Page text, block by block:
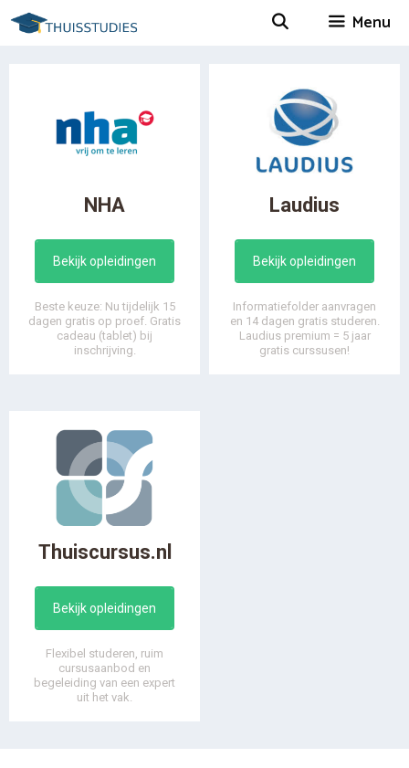
Spring
naar
Menu
NHA
Bekijk opleidingen
Beste keuze: Nu tijdelijk 15
dagen gratis op proef. Gratis
cadeau (tablet) bij
inschrijving.
Laudius
Bekijk opleidingen
Informatiefolder aanvragen
en 14 dagen gratis studeren.
Laudius premium = 5 jaar
gratis curssusen!
Thuiscursus.nl
Bekijk opleidingen
Flexibel studeren, ruim
cursusaanbod en
begeleiding van een expert
uit het vak.